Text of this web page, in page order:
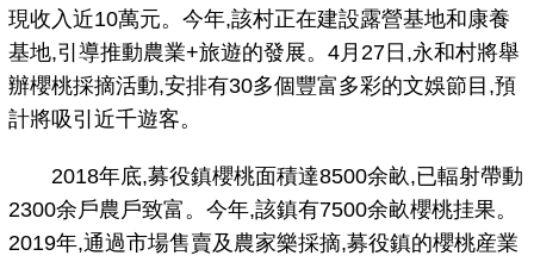
現收入近10萬元。今年,該村正在建設露營基地和康養
基地,引導推動農業+旅遊的發展。4月27日,永和村將舉
辦櫻桃採摘活動,安排有30多個豐富多彩的文娛節目,預
計將吸引近千遊客。
2018年底,募役鎮櫻桃面積達8500余畝,已輻射帶動
2300余戶農戶致富。今年,該鎮有7500余畝櫻桃挂果。
2019年,通過市場售賣及農家樂採摘,募役鎮的櫻桃産業